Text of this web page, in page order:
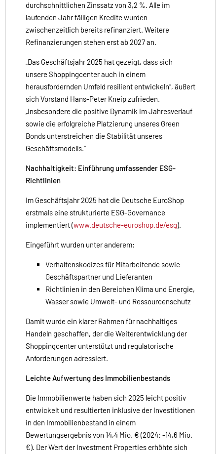
durchschnittlichen Zinssatz von 3,2 %. Alle im
laufenden Jahr fälligen Kredite wurden
zwischenzeitlich bereits refinanziert. Weitere
Refinanzierungen stehen erst ab 2027 an.
„Das Geschäftsjahr 2025 hat gezeigt, dass sich
unsere Shoppingcenter auch in einem
herausfordernden Umfeld resilient entwickeln“, äußert
sich Vorstand Hans-Peter Kneip zufrieden.
„Insbesondere die positive Dynamik im Jahresverlauf
sowie die erfolgreiche Platzierung unseres Green
Bonds unterstreichen die Stabilität unseres
Geschäftsmodells.“
Nachhaltigkeit: Einführung umfassender ESG-
Richtlinien
Im Geschäftsjahr 2025 hat die Deutsche EuroShop
erstmals eine strukturierte ESG-Governance
implementiert (www.deutsche-euroshop.de/esg).
Eingeführt wurden unter anderem:
Verhaltenskodizes für Mitarbeitende sowie
Geschäftspartner und Lieferanten
Richtlinien in den Bereichen Klima und Energie,
Wasser sowie Umwelt- und Ressourcenschutz
Damit wurde ein klarer Rahmen für nachhaltiges
Handeln geschaffen, der die Weiterentwicklung der
Shoppingcenter unterstützt und regulatorische
Anforderungen adressiert.
Leichte Aufwertung des Immobilienbestands
Die Immobilienwerte haben sich 2025 leicht positiv
entwickelt und resultierten inklusive der Investitionen
in den Immobilienbestand in einem
Bewertungsergebnis von 14,4 Mio. € (2024: -14,6 Mio.
€). Der Wert der Investment Properties erhöhte sich